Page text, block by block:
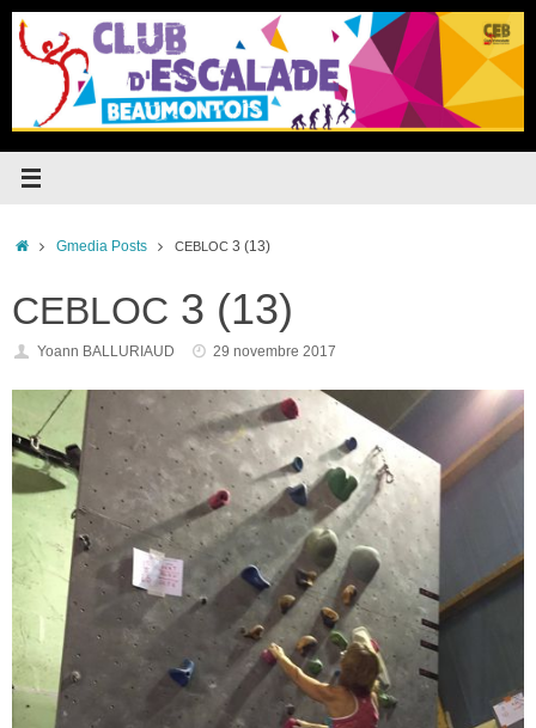
Passer
contenu
Accueil
Gmedia Posts CEBLOC3 (13)
CEBLOC 3 (13)
Yoann BALLURIAUD 29 novembre 2017